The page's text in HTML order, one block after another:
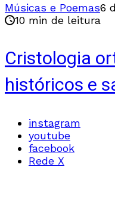
Músicas e Poemas6
10 min de leitura
Cristologia
históricos e
instagram
youtube
facebook
Rede X